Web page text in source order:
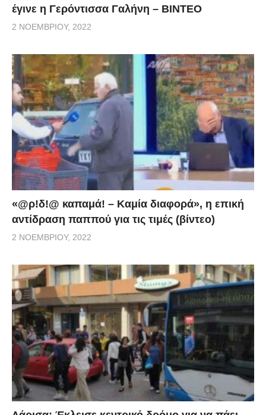
έγινε η Γερόντισσα Γαλήνη – ΒΙΝΤΕΟ
2 ΝΟΕΜΒΡΊΟΥ, 2022
«@ρ!δ!@ καπαμά! – Καμία διαφορά», η επική
αντίδραση παππού για τις τιμές (βίντεο)
2 ΝΟΕΜΒΡΊΟΥ, 2022